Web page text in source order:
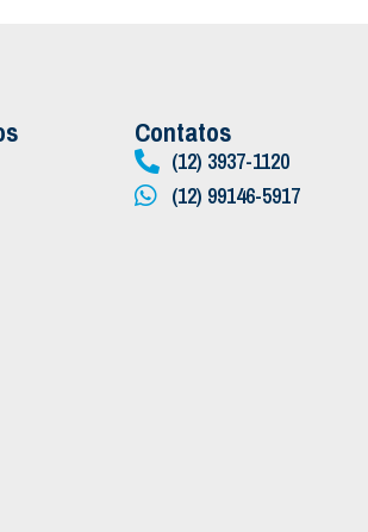
Contatos
(12) 3937-1120
(12) 99146-5917